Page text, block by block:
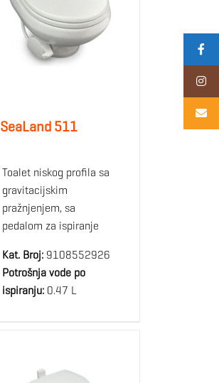
SeaLand 511
Toalet niskog profila sa
gravitacijskim
pražnjenjem, sa
pedalom za ispiranje
Kat. Broj:9108552926
Potrošnja vode po
ispiranju:0.47 L